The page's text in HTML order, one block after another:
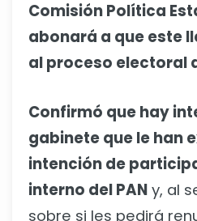
Comisión Política
abonará a que este
al proceso electoral
Confirmó que hay
gabinete que le han
intención de
interno del PAN y, al
sobre si les pedirá